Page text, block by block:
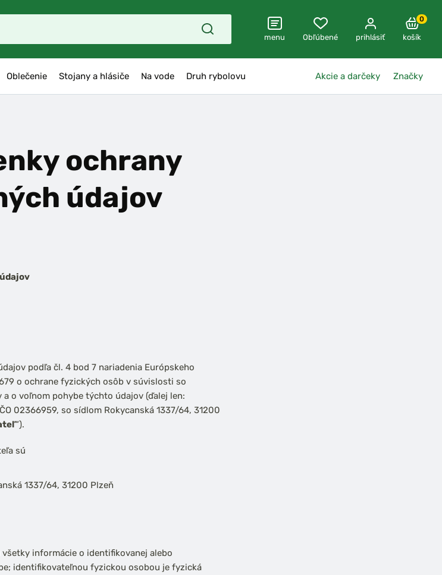
menu Obľúbené prihlásiť
0
košík
Oblečenie Stojany a hlásiče Na vode Druh rybolovu Akcie a darčeky Značky
ochrany
údajov
podľa čl. 4 bod 7 nariadenia Európskeho
o ochrane fyzických osôb v súvislosti so
o voľnom pohybe týchto údajov (ďalej len:
02366959, so sídlom Rokycanská 1337/64, 31200
“).
sú
1337/64, 31200 Plzeň
informácie o identifikovanej alebo
identifikovateľnou fyzickou osobou je fyzická